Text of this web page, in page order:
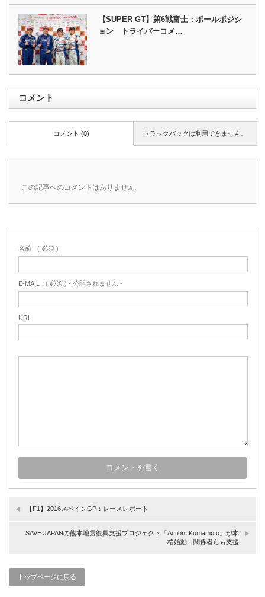
【SUPER GT】第6戦富士：ポールポジシ
ョン トライバーコメ…
コメント
トラックバックは利用できません。
コメント (0)
この記事へのコメントはありません。
名前 ( 必須 )
E-MAIL ( 必須 ) - 公開されません -
URL
【F1】2016スペインGP：レースレポート
SAVE JAPANの熊本地震復興支援プロジェクト「Action! Kumamoto」が本
格始動…関係者らも支援
トップページに戻る